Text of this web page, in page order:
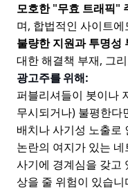
모호한 "무효 트래픽"
며, 합법적인 사이트
불량한 지원과 투명성
대한 해결책 부재, 그
광고주를 위해:
퍼블리셔들이 봇이나
무시되거나) 불평한다
배치나 사기성 노출로
논란의 여지가 있는
사기에 경계심을 갖고
상을 줄 위험이 있습니